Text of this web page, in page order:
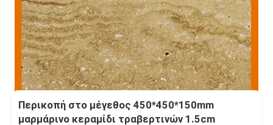
Περικοπή στο μέγεθος 450*450*150mm
μαρμάρινο κεραμίδι τραβερτινών 1.5cm